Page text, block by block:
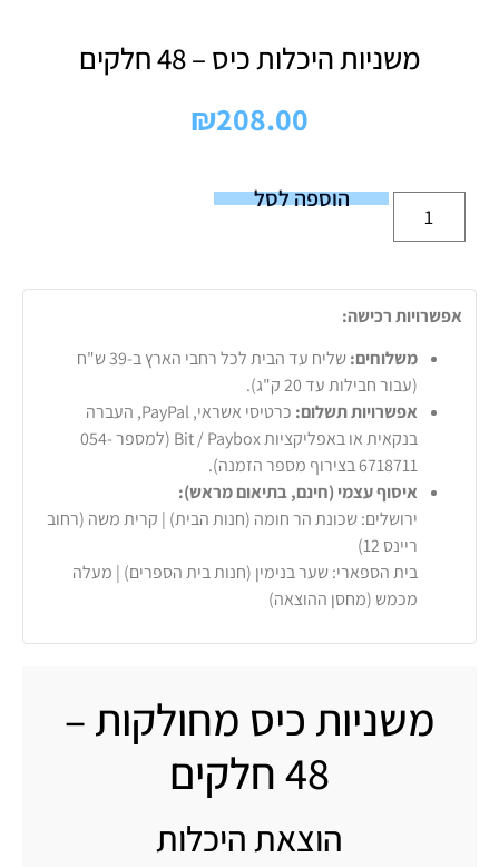
משניות היכלות כיס – 48 חלקים
₪208.00
הוספה לסל
אפשרויות רכישה:
משלוחים:
שליח עד הבית לכל רחבי הארץ ב-39 ש"ח
(עבור חבילות עד 20 ק"ג).
אפשרויות תשלום:
כרטיסי אשראי, PayPal, העברה
בנקאית או באפליקציות Bit / Paybox (למספר 054-
6718711 בצירוף מספר הזמנה).
איסוף עצמי (חינם, בתיאום מראש):
ירושלים: שכונת הר חומה (חנות הבית) | קרית משה (רחוב
ריינס 12)
בית הספארי: שער בנימין (חנות בית הספרים) | מעלה
מכמש (מחסן ההוצאה)
משניות כיס מחולקות –
48 חלקים
הוצאת היכלות